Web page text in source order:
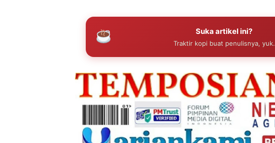
Suka artikel ini?
Traktir kopi buat penulisnya, yuk.